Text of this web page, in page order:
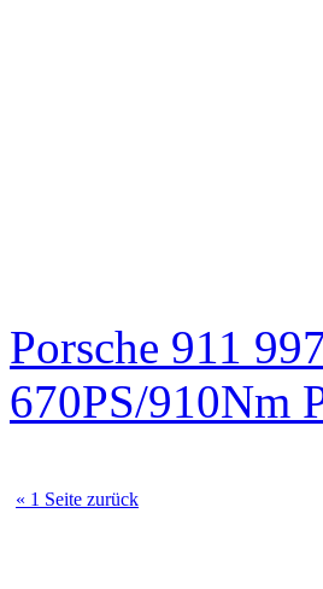
Porsche 911
670PS/910Nm
« 1 Seite zurück